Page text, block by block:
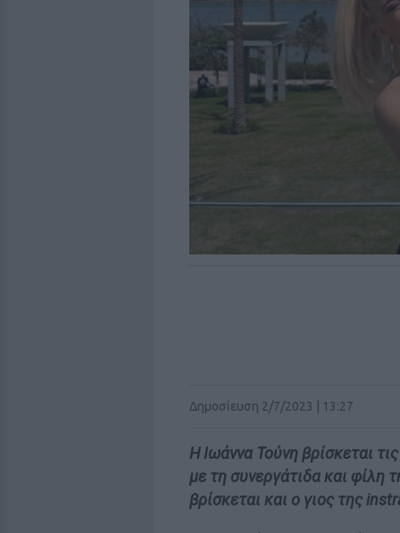
Δημοσίευση 2/7/2023 | 13:27
Η Ιωάννα Τούνη βρίσκεται
με τη συνεργάτιδα και φίλη
βρίσκεται και ο γιος της